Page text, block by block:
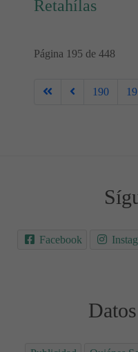
Retahílas
Página 195 de 448
190
Facebook